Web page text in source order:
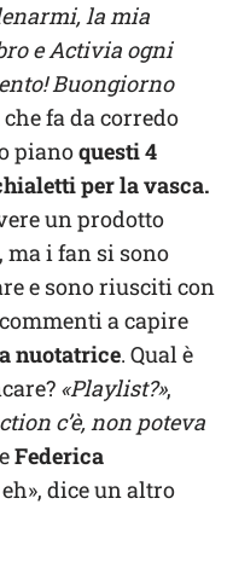
la mia
e Activia ogni
Buongiorno
fa da corredo
pianoquesti 4
per la vasca.
un prodotto
ma i fan si sono
e sono riusciti con
a capire
nuotatrice. Qual è
«Playlist?»,
c’è, non poteva
Federica
dice un altro